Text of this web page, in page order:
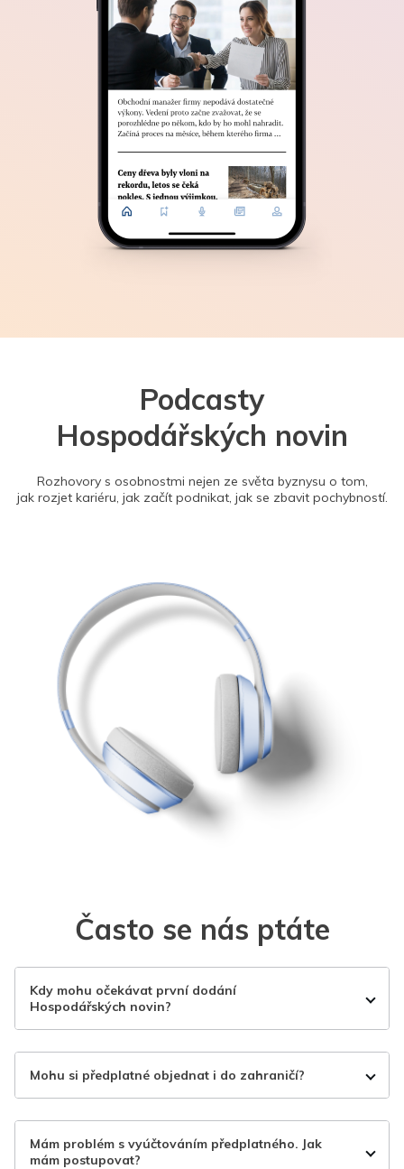
Podcasty
Hospodářských novin
Rozhovory s osobnostmi nejen ze světa byznysu o tom,
jak rozjet kariéru, jak začít podnikat, jak se zbavit pochybností.
Často se nás ptáte
Kdy mohu očekávat první dodání
Hospodářských novin?
Mohu si předplatné objednat i do zahraničí?
Mám problém s vyúčtováním předplatného. Jak
mám postupovat?